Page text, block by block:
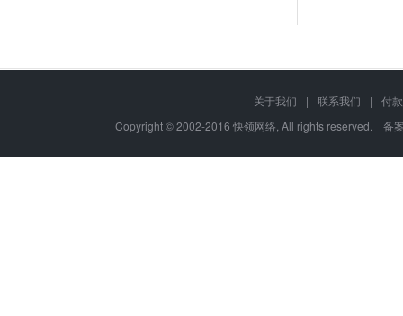
关于我们 | 联系我们 |
付
Copyright © 2002-2016 快领网络, All rights reserved. 备